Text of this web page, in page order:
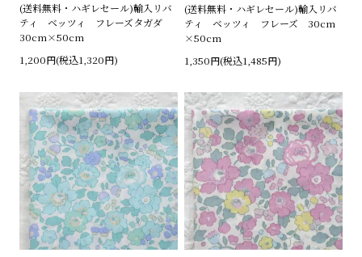
(送料無料・ハギレセール)輸入リバ
ティ ベッツィ フレーズタガダ
30cm×50cm
1,200円(税込1,320円)
(送料無料・ハギレセール)輸入リバ
ティ ベッツィ フレーズ 30cm
×50cm
1,350円(税込1,485円)